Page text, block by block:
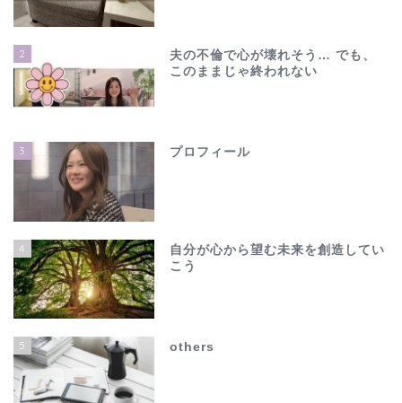
2
夫の不倫で心が壊れそう… でも、
このままじゃ終われない
3 プロフィール
4
自分が心から望む未来を創造してい
こう
5 others
夫の不倫で心が壊れそう…
でも、このままじゃ終わ